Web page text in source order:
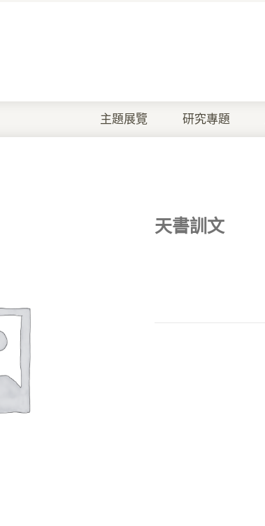
主題展覽 研究專題
天書訓文